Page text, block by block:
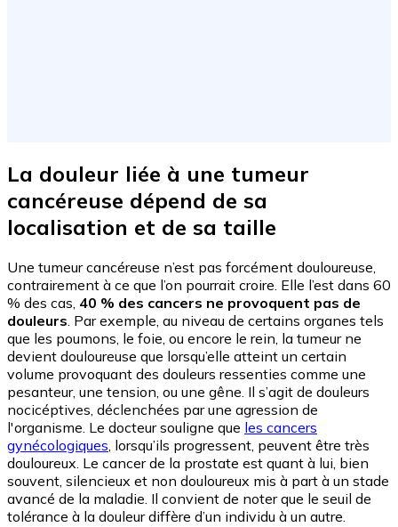
La douleur liée à une tumeur
cancéreuse dépend de sa
localisation et de sa taille
Une tumeur cancéreuse n’est pas forcément douloureuse,
contrairement à ce que l’on pourrait croire. Elle l’est dans 60
% des cas, 40 % des cancers ne provoquent pas de
douleurs. Par exemple, au niveau de certains organes tels
que les poumons, le foie, ou encore le rein, la tumeur ne
devient douloureuse que lorsqu’elle atteint un certain
volume provoquant des douleurs ressenties comme une
pesanteur, une tension, ou une gêne. Il s’agit de douleurs
nocicéptives, déclenchées par une agression de
l'organisme. Le docteur souligne que les cancers
gynécologiques, lorsqu’ils progressent, peuvent être très
douloureux. Le cancer de la prostate est quant à lui, bien
souvent, silencieux et non douloureux mis à part à un stade
avancé de la maladie. Il convient de noter que le seuil de
tolérance à la douleur diffère d’un individu à un autre.